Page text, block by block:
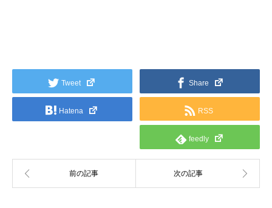
Tweet Share
Hatena RSS
feedly